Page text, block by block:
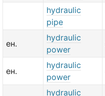
hydraulic
pipe
ен.
hydraulic
power
ен.
hydraulic
power
hydraulic